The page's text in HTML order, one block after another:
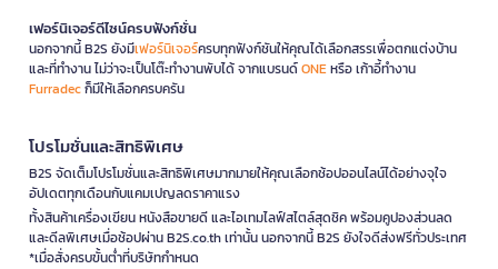
เฟอร์นิเจอร์ดีไซน์ครบฟังก์ชั่น
นอกจากนี้ B2S ยังมีเฟอร์นิเจอร์ครบทุกฟังก์ชันให้คุณได้เลือกสรรเพื่อตกแต่งบ้าน
และที่ทำงาน ไม่ว่าจะเป็นโต๊ะทำงานพับได้ จากแบรนด์ONEหรือ เก้าอี้ทำงาน
Furradecก็มีให้เลือกครบครัน
โปรโมชั่นและสิทธิพิเศษ
B2S จัดเต็มโปรโมชั่นและสิทธิพิเศษมากมายให้คุณเลือกช้อปออนไลน์ได้อย่างจุใจ
อัปเดตทุกเดือนกับแคมเปญลดราคาแรง
ทั้งสินค้าเครื่องเขียน หนังสือขายดี และไอเทมไลฟ์สไตล์สุดชิค พร้อมคูปองส่วนลด
และดีลพิเศษเมื่อช้อปผ่าน B2S.co.th เท่านั้น นอกจากนี้ B2S ยังใจดีส่งฟรีทั่วประเทศ
*เมื่อสั่งครบขั้นต่ำที่บริษัทกำหนด